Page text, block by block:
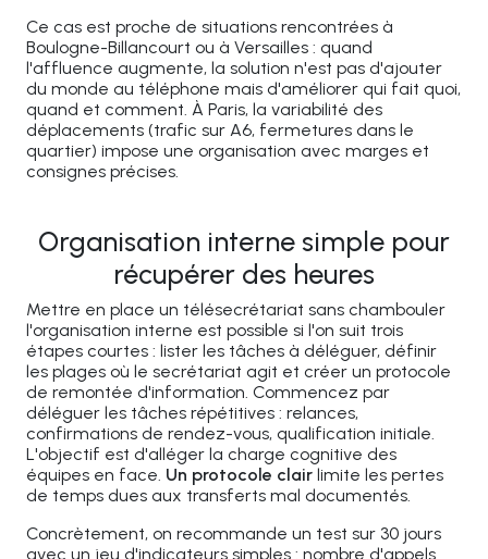
Ce cas est proche de situations rencontrées à
Boulogne-Billancourt ou à Versailles : quand
l'affluence augmente, la solution n'est pas d'ajouter
du monde au téléphone mais d'améliorer qui fait quoi,
quand et comment. À Paris, la variabilité des
déplacements (trafic sur A6, fermetures dans le
quartier) impose une organisation avec marges et
consignes précises.
Organisation interne simple pour
récupérer des heures
Mettre en place un télésecrétariat sans chambouler
l'organisation interne est possible si l'on suit trois
étapes courtes : lister les tâches à déléguer, définir
les plages où le secrétariat agit et créer un protocole
de remontée d'information. Commencez par
déléguer les tâches répétitives : relances,
confirmations de rendez-vous, qualification initiale.
L'objectif est d'alléger la charge cognitive des
équipes en face. Un protocole clair limite les pertes
de temps dues aux transferts mal documentés.
Concrètement, on recommande un test sur 30 jours
avec un jeu d'indicateurs simples : nombre d'appels